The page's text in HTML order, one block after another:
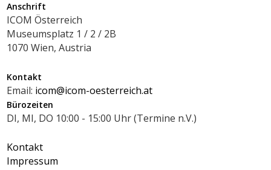
Anschrift
ICOM Österreich
Museumsplatz 1 / 2 / 2B
1070 Wien, Austria
Kontakt
Email: icom@icom-oesterreich.at
Bürozeiten
DI, MI, DO 10:00 - 15:00 Uhr (Termine n.V.)
Kontakt
Impressum